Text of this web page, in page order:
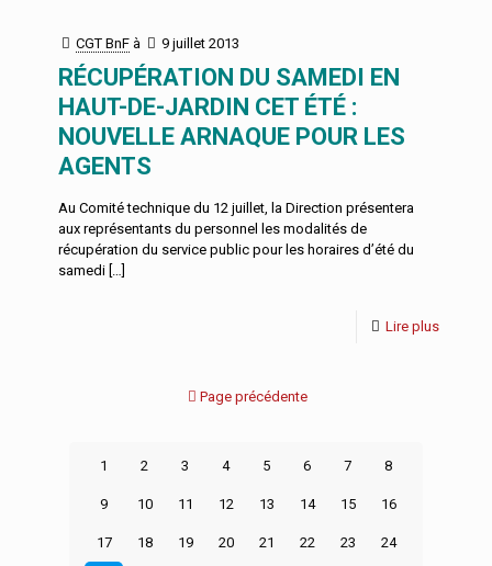
CGT BnF à 9 juillet 2013
RÉCUPÉRATION DU SAMEDI EN
HAUT-DE-JARDIN CET ÉTÉ :
NOUVELLE ARNAQUE POUR LES
AGENTS
Au Comité technique du 12 juillet, la Direction présentera
aux représentants du personnel les modalités de
récupération du service public pour les horaires d’été du
samedi […]
Lire plus
Page précédente
1 2 3 4 5 6 7 8
9 10 11 12 13 14 15 16
17 18 19 20 21 22 23 24